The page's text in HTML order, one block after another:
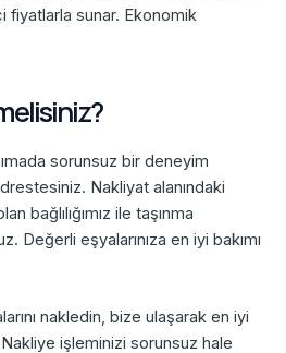
sunar. Ekonomik
sorunsuz bir deneyim
Nakliyat alanındaki
bağlılığımız ile taşınma
Değerli eşyalarınıza en iyi bakımı
nakledin, bize ulaşarak en iyi
işleminizi sorunsuz hale